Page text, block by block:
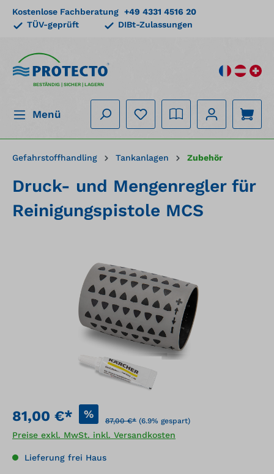
springen
Kostenlose Fachberatung +49 4331 4516 20
TÜV-geprüft
DIBt-Zulassungen
BESTÄNDIG | SICHER | LAGERN
Menü
Gefahrstoffhandling Tankanlagen Zubehör
Druck- und Mengenregler für
Reinigungspistole MCS
Bildergalerie überspringen
81,00 €* %
87,00 €* (6.9% gespart)
Preise exkl. MwSt. inkl. Versandkosten
Lieferung frei Haus